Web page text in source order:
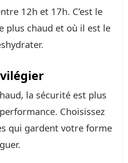
12h et 17h. C’est le
plus chaud et où il est le
la sécurité est plus
Choisissez
qui gardent votre forme